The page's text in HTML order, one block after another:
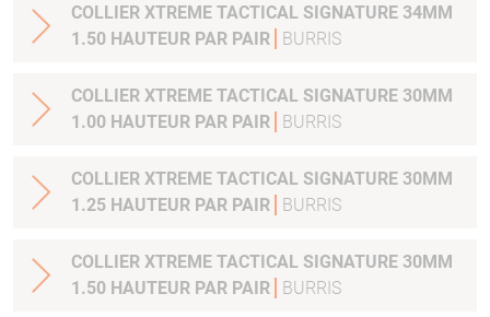
COLLIER XTREME TACTICAL SIGNATURE 34MM
1.50 HAUTEUR PAR PAIR
BURRIS
COLLIER XTREME TACTICAL SIGNATURE 30MM
1.00 HAUTEUR PAR PAIR
BURRIS
COLLIER XTREME TACTICAL SIGNATURE 30MM
1.25 HAUTEUR PAR PAIR
BURRIS
COLLIER XTREME TACTICAL SIGNATURE 30MM
1.50 HAUTEUR PAR PAIR
BURRIS